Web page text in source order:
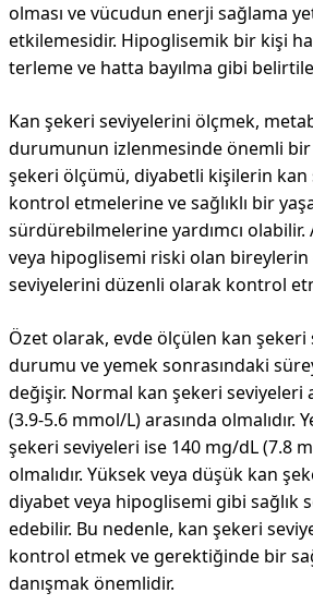
olması ve vücudun enerji sağlama
etkilemesidir. Hipoglisemik bir kişi
terleme ve hatta bayılma gibi
Kan şekeri seviyelerini ölçmek,
durumunun izlenmesinde önemli bir
şekeri ölçümü, diyabetli kişilerin kan
kontrol etmelerine ve sağlıklı bir
sürdürebilmelerine yardımcı olabilir.
veya hipoglisemi riski olan bireylerin
seviyelerini düzenli olarak kontrol
Özet olarak, evde ölçülen kan şekeri
durumu ve yemek sonrasındaki
değişir. Normal kan şekeri seviyeleri
(3.9-5.6 mmol/L) arasında olmalıdır.
şekeri seviyeleri ise 140 mg/dL (7.8
olmalıdır. Yüksek veya düşük kan
diyabet veya hipoglisemi gibi sağlık
edebilir. Bu nedenle, kan şekeri
kontrol etmek ve gerektiğinde bir
danışmak önemlidir.